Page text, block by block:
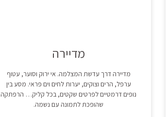
מדיירה
מדיירה דרך עדשת המצלמה. אי ירוק וסוער, עטוף
ערפל, הרים וצוקים, יערות לחים וים פראי. מסע בין
נופים דרמטיים לפרטים שקטים, בכל קליק… הרפתקה
שהופכת לתמונה עם נשמה.